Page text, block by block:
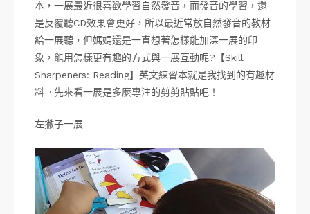
本，一展最近很喜歡學習自然發音，而發音的學習，還
是反覆聽CD效果會更好，所以最近常放自然發音的教材
給一展聽，但媽媽還是一直想著怎樣能加深一展的印
象，能用怎樣更有趣的方式與一展互動呢?【Skill
Sharpeners: Reading】英文練習本就是我找到的有趣材
料。先來看一展是多麼專注的剪剪貼貼吧！
左撇子一展